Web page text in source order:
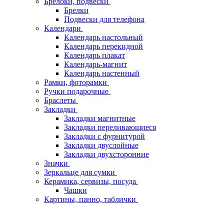
Брелки
Подвески для телефона
Календари
Календарь настольный
Календарь перекидной
Календарь плакат
Календарь-магнит
Календарь настенный
Рамки, фоторамки
Ручки подарочные
Браслеты
Закладки
Закладки магнитные
Закладки переливающиеся
Закладки с фурнитурой
Закладки двуслойные
Закладки двухсторонние
Значки
Зеркальце для сумки
Керамика, сервизы, посуда
Чашки
Картины, панно, таблички